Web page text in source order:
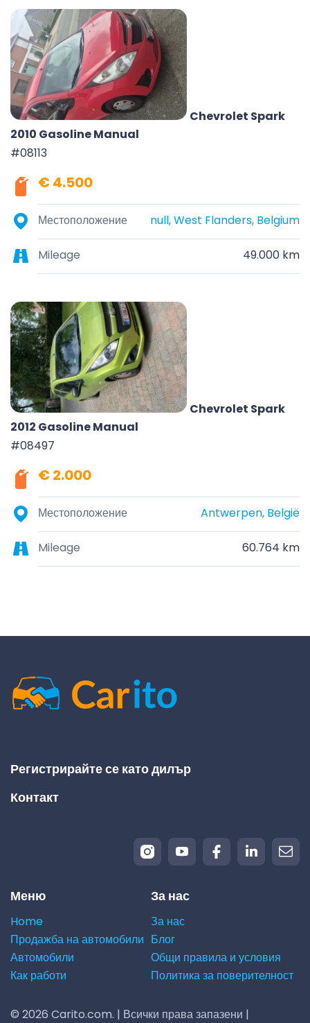
Chevrolet Spark
2010 Gasoline Manual
#08113
€ 4.500
Местоположение null, West Flanders, Belgium
Mileage 49.000 km
Chevrolet Spark
2012 Gasoline Manual
#08497
€ 2.000
Местоположение Antwerpen, België
Mileage 60.764 km
Регистрирайте се като дилър
Контакт
Меню
Home
Продажба на автомобили
Автомобили
Как работи
За нас
За нас
Блог
Общи правила и условия
Политика за поверителност
© 2026 Carito.com. | Всички права запазени |